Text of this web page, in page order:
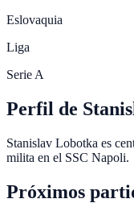
Eslovaquia
Liga
Serie A
Perfil de
Stanislav Lobotka es
milita en el SSC Napoli.
Próximos